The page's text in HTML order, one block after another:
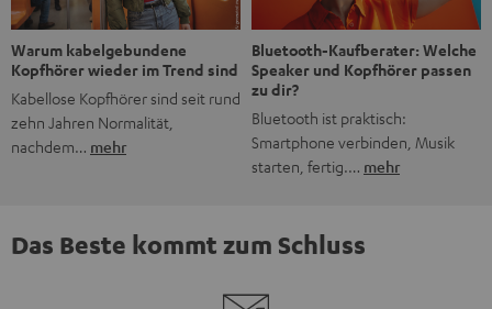
Warum kabelgebundene
Kopfhörer wieder im Trend sind
Kabellose Kopfhörer sind seit rund
zehn Jahren Normalität,
nachdem… mehr
Bluetooth-Kaufberater: Welche
Speaker und Kopfhörer passen
zu dir?
Bluetooth ist praktisch:
Smartphone verbinden, Musik
starten, fertig.… mehr
Das Beste kommt zum Schluss